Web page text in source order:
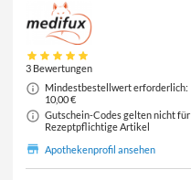
3 Bewertungen
Mindestbestellwert erforderlich:
10,00 €
Gutschein-Codes gelten nicht für
Rezeptpflichtige Artikel
Apothekenprofil ansehen